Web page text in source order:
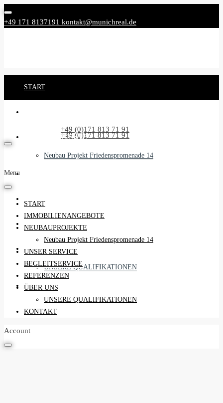
+49 171 8137191 kontakt@munichreal.de
Rufen Sie uns an: +49 (0)171 813 71 91
START
NEUBAUPROJEKTE
Neubau Projekt Friedenspromenade 14
REFERENZEN
ÜBER UNS
UNSERE QUALIFIKATIONEN
KONTAKT
+49 (0)171 813 71 91
Menu
START
IMMOBILIENANGEBOTE
NEUBAUPROJEKTE
Neubau Projekt Friedenspromenade 14
UNSER SERVICE
BEGLEITSERVICE
REFERENZEN
ÜBER UNS
UNSERE QUALIFIKATIONEN
KONTAKT
Account